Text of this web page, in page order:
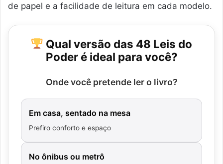
de papel e a facilidade de leitura em cada modelo.
Qual versão das 48 Leis do
Poder é ideal para você?
Onde você pretende ler o livro?
Em casa, sentado na mesa
Prefiro conforto e espaço
No ônibus ou metrô